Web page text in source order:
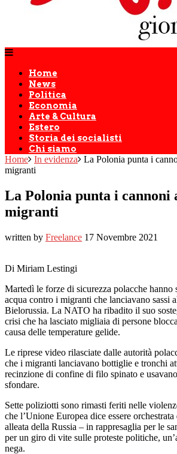
Home
News
Politica
Economia
Arte & Cultura
Estero
Storia dei socialisti
Chi siamo
Home In evidenza
La Polonia punta i
migranti
La Polonia punta i cannoni
migranti
written by Freelance 17 Novembre 2021
Di Miriam Lestingi
Martedì le forze di sicurezza polacche hanno
acqua contro i migranti che lanciavano sassi
Bielorussia. La NATO ha ribadito il suo
crisi che ha lasciato migliaia di persone
causa delle temperature gelide.
Le riprese video rilasciate dalle autorità
che i migranti lanciavano bottiglie e tronchi
recinzione di confine di filo spinato e
sfondare.
Sette poliziotti sono rimasti feriti nelle
che l’Unione Europea dice essere
alleata della Russia – in rappresaglia per le
per un giro di vite sulle proteste politiche,
nega.